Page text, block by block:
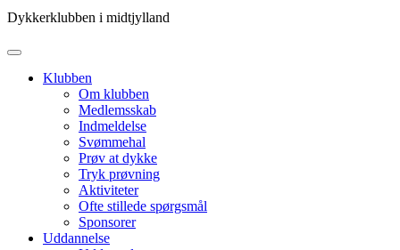
Dykkerklubben i midtjylland
Klubben
Om klubben
Medlemsskab
Indmeldelse
Svømmehal
Prøv at dykke
Tryk prøvning
Aktiviteter
Ofte stillede spørgsmål
Sponsorer
Uddannelse